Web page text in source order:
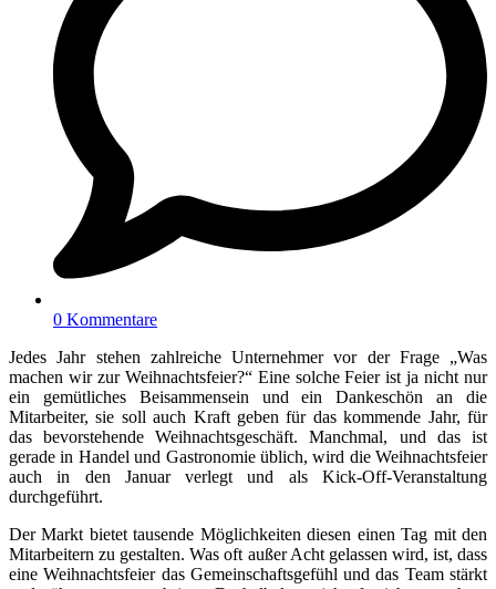
0 Kommentare
Jedes Jahr stehen zahlreiche Unternehmer vor der Frage „Was
machen wir zur Weihnachtsfeier?“ Eine solche Feier ist ja nicht nur
ein gemütliches Beisammensein und ein Dankeschön an die
Mitarbeiter, sie soll auch Kraft geben für das kommende Jahr, für
das bevorstehende Weihnachtsgeschäft. Manchmal, und das ist
gerade in Handel und Gastronomie üblich, wird die Weihnachtsfeier
auch in den Januar verlegt und als Kick-Off-Veranstaltung
durchgeführt.
Der Markt bietet tausende Möglichkeiten diesen einen Tag mit den
Mitarbeitern zu gestalten. Was oft außer Acht gelassen wird, ist, dass
eine Weihnachtsfeier das Gemeinschaftsgefühl und das Team stärkt